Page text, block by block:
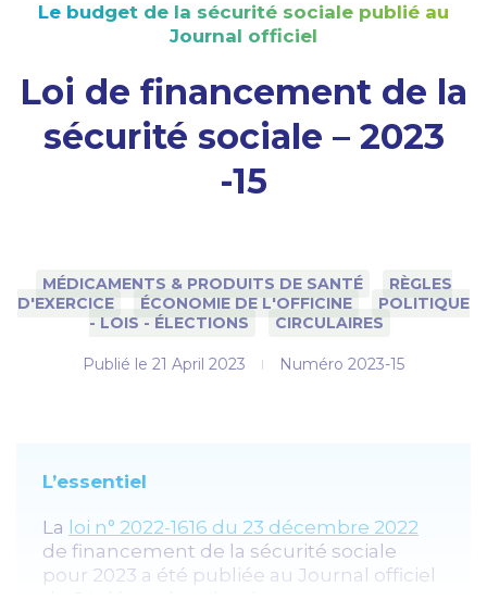
Le budget de la sécurité sociale publié au
Journal officiel
Loi de financement de la
sécurité sociale – 2023
-15
MÉDICAMENTS & PRODUITS DE SANTÉ
RÈGLES
D'EXERCICE
ÉCONOMIE DE L'OFFICINE
POLITIQUE
- LOIS - ÉLECTIONS
CIRCULAIRES
Publié le 21 April 2023 Numéro 2023-15
L’essentiel
La loi n° 2022-1616 du 23 décembre 2022
de financement de la sécurité sociale
pour 2023 a été publiée au Journal officiel